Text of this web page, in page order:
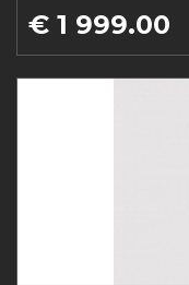
€ 1 999.00